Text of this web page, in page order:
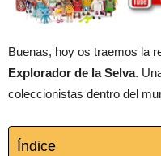
Buenas, hoy os traemos la
Explorador de la Selva.
coleccionistas dentro del
Índice